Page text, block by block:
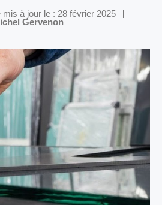
à jour le : 28 février 2025
Gervenon